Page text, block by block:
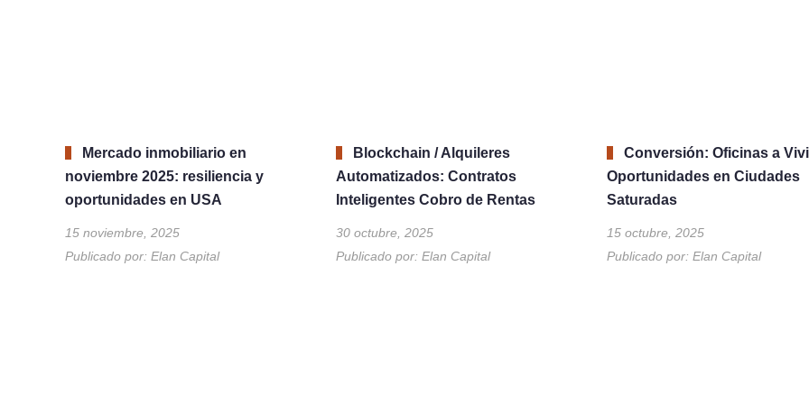
Mercado inmobiliario en
noviembre 2025: resiliencia y
oportunidades en USA
15 noviembre, 2025
Publicado por: Elan Capital
Blockchain / Alquileres
Automatizados: Contratos
Inteligentes Cobro de Rentas
30 octubre, 2025
Publicado por: Elan Capital
Conversión: Oficinas a
Oportunidades en Ciudades
Saturadas
15 octubre, 2025
Publicado por: Elan Capital